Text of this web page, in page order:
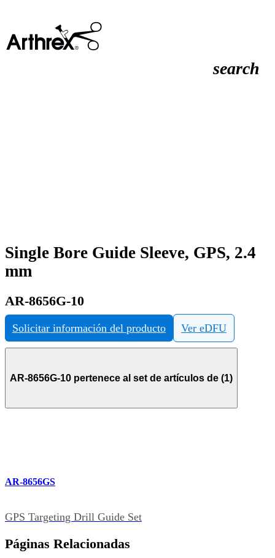
search
Single Bore Guide Sleeve, GPS, 2.4
mm
AR-8656G-10
Solicitar información del producto Ver eDFU
AR-8656G-10 pertenece al set de artículos de (1)
AR-8656GS
GPS Targeting Drill Guide Set
Páginas Relacionadas